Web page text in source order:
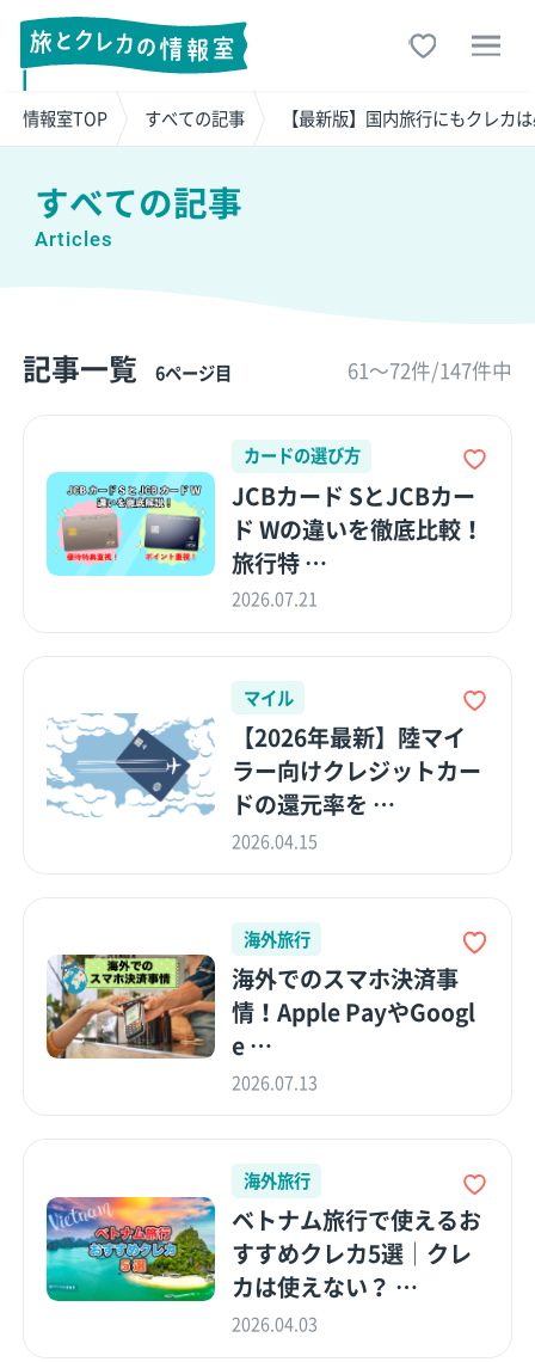
情報室TOP すべての記事 【最新版】国内旅行にもクレカ
すべての記事
Articles
記事一覧 6ページ目 61〜72件/147件中
カードの選び方
JCBカード SとJCBカー
ド Wの違いを徹底比較！
旅行特 …
2026.07.21
マイル
【2026年最新】陸マイ
ラー向けクレジットカー
ドの還元率を …
2026.04.15
海外旅行
海外でのスマホ決済事
情！Apple PayやGoogl
e …
2026.07.13
海外旅行
ベトナム旅行で使えるお
すすめクレカ5選│クレ
カは使えない？ …
2026.04.03